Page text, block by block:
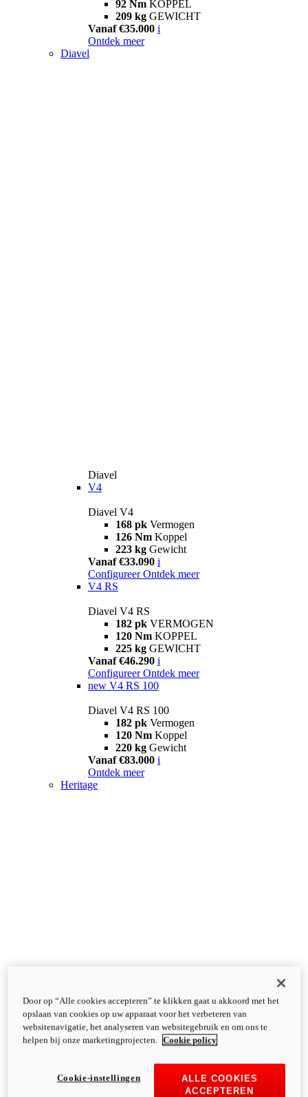
92 Nm KOPPEL
209 kg GEWICHT
Vanaf €35.000 i
Ontdek meer
Diavel
Diavel
V4
Diavel V4
168 pk Vermogen
126 Nm Koppel
223 kg Gewicht
Vanaf €33.090 i
Configureer Ontdek meer
V4 RS
Diavel V4 RS
182 pk VERMOGEN
120 Nm KOPPEL
225 kg GEWICHT
Vanaf €46.290 i
Configureer Ontdek meer
new V4 RS 100
Diavel V4 RS 100
182 pk Vermogen
120 Nm Koppel
220 kg Gewicht
Vanaf €83.000 i
Ontdek meer
Heritage
Door op “Alle cookies accepteren” te klikken gaat u akkoord met het
opslaan van cookies op uw apparaat voor het verbeteren van
websitenavigatie, het analyseren van websitegebruik en om ons te
helpen bij onze marketingprojecten.
Cookie policy
ALLE COOKIES
ACCEPTEREN
Cookie-instellingen